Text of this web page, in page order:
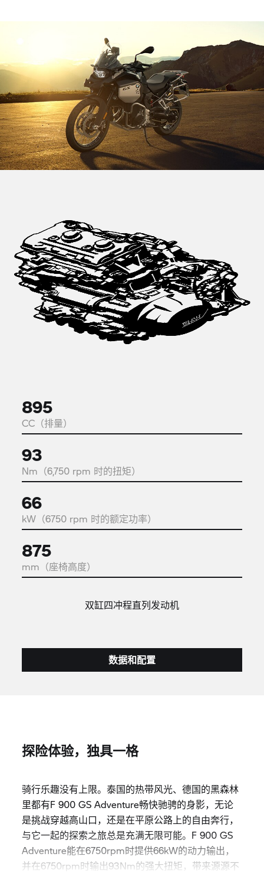
895
CC（排量）
93
Nm（6,750 rpm 时的扭矩）
66
kW（6750 rpm 时的额定功率）
875
mm（座椅高度）
双缸四冲程直列发动机
数据和配置
探险体验，独具一格
骑行乐趣没有上限。泰国的热带风光、德国的黑森林
里都有F 900 GS Adventure畅快驰骋的身影，无论
是挑战穿越高山口，还是在平原公路上的自由奔行，
与它一起的探索之旅总是充满无限可能。F 900 GS
Adventure能在6750rpm时提供66kW的动力输出，
并在6750rpm时输出93Nm的强大扭矩，带来源源不